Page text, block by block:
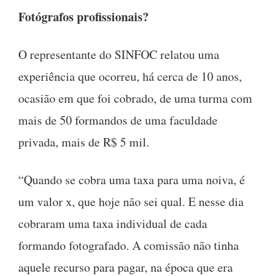
Fotógrafos profissionais?
O representante do SINFOC relatou uma
experiência que ocorreu, há cerca de 10 anos,
ocasião em que foi cobrado, de uma turma com
mais de 50 formandos de uma faculdade
privada, mais de R$ 5 mil.
“Quando se cobra uma taxa para uma noiva, é
um valor x, que hoje não sei qual. E nesse dia
cobraram uma taxa individual de cada
formando fotografado. A comissão não tinha
aquele recurso para pagar, na época que era